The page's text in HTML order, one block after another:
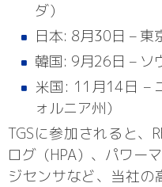
ダ）
日本: 8月30日 – 東
韓国: 9月26日 – ソ
米国: 11月14日 –
ォルニア州）
TGSに参加されると、
ログ（HPA）、パワー
ジセンサなど、当社の